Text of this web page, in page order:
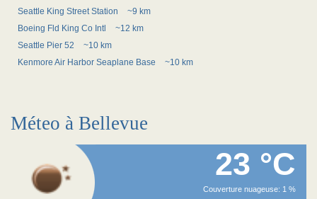
Seattle King Street Station
~9 km
Boeing Fld King Co Intl
~12 km
Seattle Pier 52
~10 km
Kenmore Air Harbor Seaplane Base
~10 km
Méteo à Bellevue
23 °C
Couverture nuageuse: 1 %